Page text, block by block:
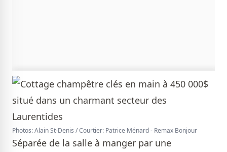
Photos: Alain St-Denis / Courtier: Patrice Ménard - Remax Bonjour
Séparée de la salle à manger par une